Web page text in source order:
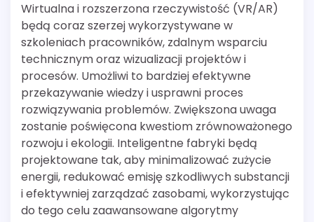
Wirtualna i rozszerzona rzeczywistość (VR/AR)
będą coraz szerzej wykorzystywane w
szkoleniach pracowników, zdalnym wsparciu
technicznym oraz wizualizacji projektów i
procesów. Umożliwi to bardziej efektywne
przekazywanie wiedzy i usprawni proces
rozwiązywania problemów. Zwiększona uwaga
zostanie poświęcona kwestiom zrównoważonego
rozwoju i ekologii. Inteligentne fabryki będą
projektowane tak, aby minimalizować zużycie
energii, redukować emisję szkodliwych substancji
i efektywniej zarządzać zasobami, wykorzystując
do tego celu zaawansowane algorytmy